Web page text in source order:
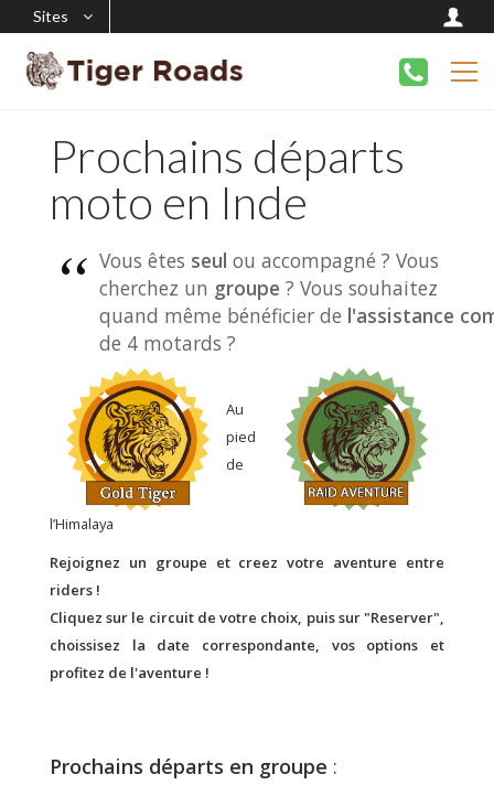
Sites
Prochains départs
moto en Inde
Vous êtes seul ou accompagné ? Vous
cherchez un groupe ? Vous souhaitez
quand même bénéficier de l'assistance
de 4 motards ?
Au
pied
de
l’Himalaya
Rejoignez un groupe et creez votre aventure entre
riders !
Cliquez sur le circuit de votre choix, puis sur "Reserver",
choissisez la date correspondante, vos options et
profitez de l'aventure !
Prochains départs en groupe :